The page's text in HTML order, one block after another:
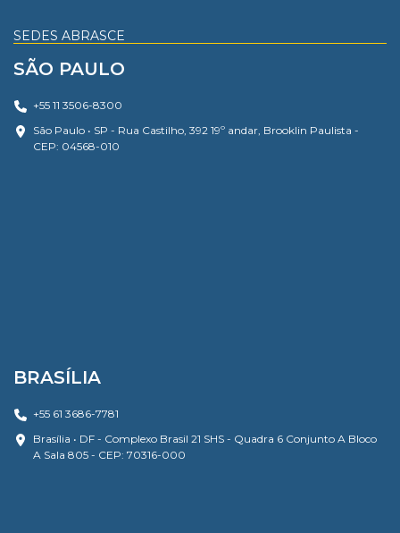
SEDES ABRASCE
SÃO PAULO
+55 11 3506-8300
São Paulo • SP - Rua Castilho, 392 19º andar, Brooklin Paulista -
CEP: 04568-010
BRASÍLIA
+55 61 3686-7781
Brasília • DF - Complexo Brasil 21 SHS - Quadra 6 Conjunto A Bloco
A Sala 805 - CEP: 70316-000